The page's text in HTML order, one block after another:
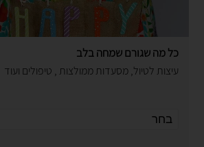
כל מה שגורם שמחה בלב
עיצות לטיול, מסעדות ממולצות , טיפולים ועוד